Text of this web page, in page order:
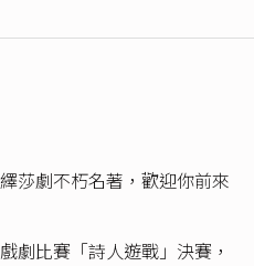
莎劇不朽名著，歡迎你前來
劇比賽「詩人遊戰」決賽，